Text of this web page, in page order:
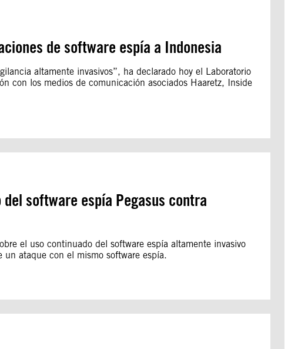
de software espía a Indonesia
altamente invasivos”, ha declarado hoy el Laboratorio
con los medios de comunicación asociados Haaretz, Inside
software espía Pegasus contra
el uso continuado del software espía altamente invasivo
ataque con el mismo software espía.